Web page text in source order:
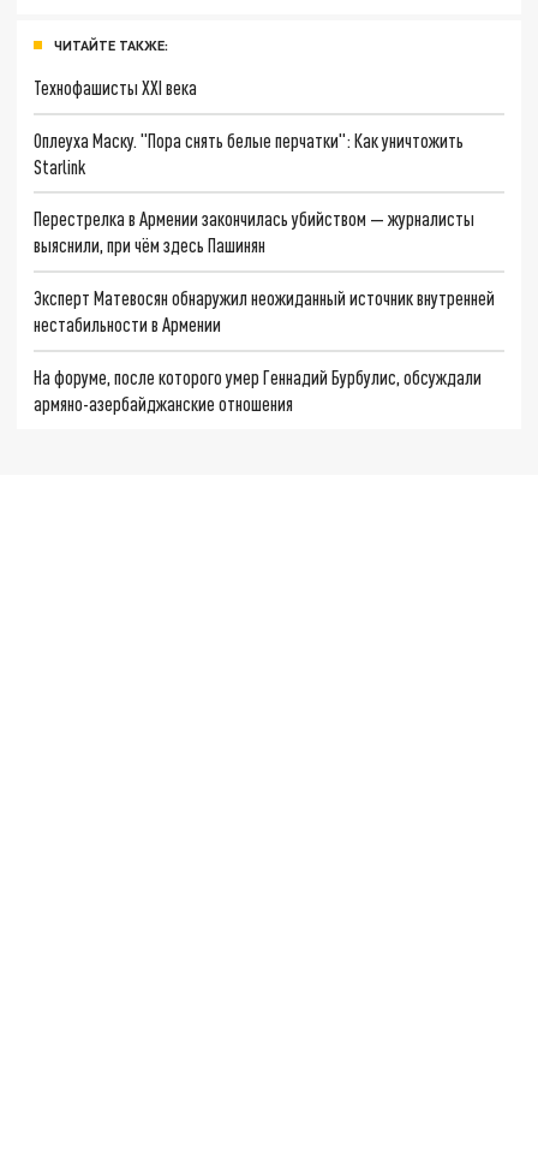
ЧИТАЙТЕ ТАКЖЕ:
Технофашисты XXI века
Оплеуха Маску. "Пора снять белые перчатки": Как уничтожить
Starlink
Перестрелка в Армении закончилась убийством — журналисты
выяснили, при чём здесь Пашинян
Эксперт Матевосян обнаружил неожиданный источник внутренней
нестабильности в Армении
На форуме, после которого умер Геннадий Бурбулис, обсуждали
армяно-азербайджанские отношения